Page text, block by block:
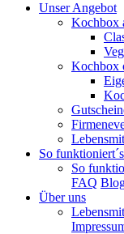
Unser Angebot
Kochbox
Kochbox
So funktioniert´s
So
FAQ
Über uns